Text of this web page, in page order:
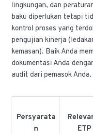
lingkungan, dan
baku diperlukan tetapi
kontrol proses yang
pengujian kinerja
kemasan). Baik Anda
dokumentasi Anda
audit dari pemasok Anda.
Persyarata
n
ETP